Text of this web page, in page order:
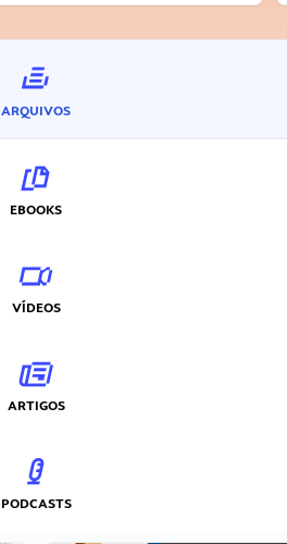
ARQUIVOS
EBOOKS
VÍDEOS
ARTIGOS
PODCASTS